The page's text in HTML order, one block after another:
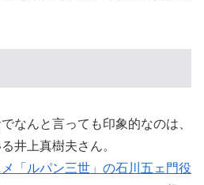
なんと言っても印象的なのは、
井上真樹夫さん。
「ルパン三世」の石川五ェ門役